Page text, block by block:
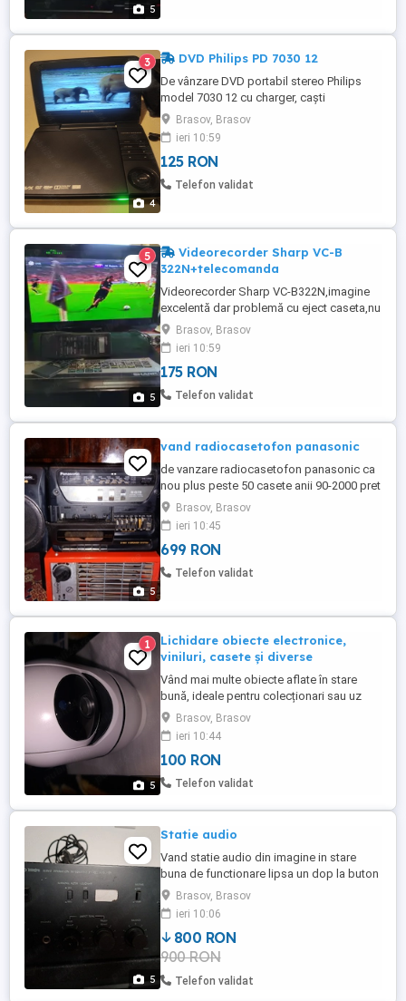
5
4
3 DVD Philips PD 7030 12
De vânzare DVD portabil stereo Philips
model 7030 12 cu charger, caști
HTC,geanta, puțin folosit,bateria are
autonomie de 2 h 30 min pe difuzoarele
incorporate și 3 h pe caști.Pret fix+
transport.
Brasov, Brasov
ieri 10:59
125 RON
Telefon validat
5
5
Videorecorder Sharp VC-B
322N+telecomanda
Videorecorder Sharp VC-B322N,imagine
excelentă dar problemă cu eject caseta,nu
totdeauna reușește să facă funcția până
la capăt,de aici si prețul, preț fix+
transport.
Brasov, Brasov
ieri 10:59
175 RON
Telefon validat
5
vand radiocasetofon panasonic
de vanzare radiocasetofon panasonic ca
nou plus peste 50 casete anii 90-2000 pret
total 700lei predare in Azuga, Busteni,
Brasov zero771042116
Brasov, Brasov
ieri 10:45
699 RON
Telefon validat
5
1
Lichidare obiecte electronice,
viniluri, casete și diverse
Vând mai multe obiecte aflate în stare
bună, ideale pentru colecționari sau uz
personal: * Radiocasetofon Panasonic *
TV Grundig, diagonală 56 cm * Cameră
Wi-Fi pentru interior * Casete audio din anii
'90 2000 * Aproximativ 50 de discuri de
vinil, stare foarte bună * Carte de predici *
Brasov, Brasov
ieri 10:44
100 RON
Telefon validat
5
Statie audio
Vand statie audio din imagine in stare
buna de functionare lipsa un dop la buton
,pierdut la transport si un pic zgariat sus
nu e indoita sau busita.pret de 800 lei fix
nu deranjati inutil.
Brasov, Brasov
ieri 10:06
800 RON
900 RON
Telefon validat